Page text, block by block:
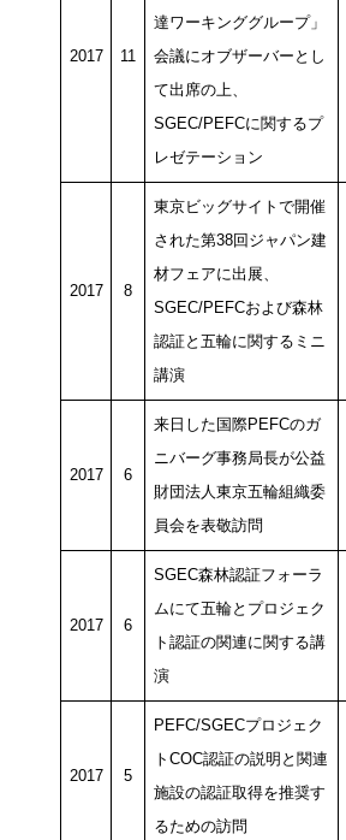
2017 11
達ワーキンググループ」
会議にオブザーバーとし
て出席の上、
SGEC/PEFCに関するプ
レゼテーション
2017 8
東京ビッグサイトで開催
された第38回ジャパン建
材フェアに出展、
SGEC/PEFCおよび森林
認証と五輪に関するミニ
講演
2017 6
来日した国際PEFCのガ
ニバーグ事務局長が公益
財団法人東京五輪組織委
員会を表敬訪問
2017 6
SGEC森林認証フォーラ
ムにて五輪とプロジェク
ト認証の関連に関する講
演
2017 5
PEFC/SGECプロジェク
トCOC認証の説明と関連
施設の認証取得を推奨す
るための訪問